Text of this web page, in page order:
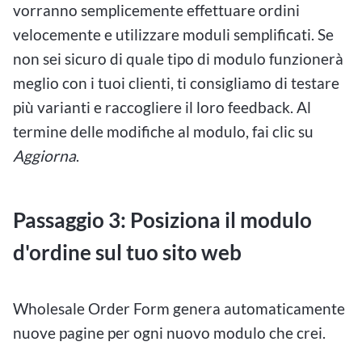
vorranno semplicemente effettuare ordini
velocemente e utilizzare moduli semplificati. Se
non sei sicuro di quale tipo di modulo funzionerà
meglio con i tuoi clienti, ti consigliamo di testare
più varianti e raccogliere il loro feedback. Al
termine delle modifiche al modulo, fai clic su
Aggiorna.
Passaggio 3: Posiziona il modulo
d'ordine sul tuo sito web
Wholesale Order Form genera automaticamente
nuove pagine per ogni nuovo modulo che crei.